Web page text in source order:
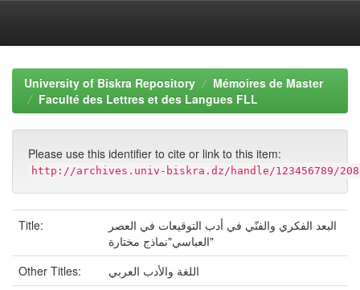
navigationUniversity of Biskra Repository
Mémoires de Master
Faculté des Lettres et des Langues FLL
Please use this identifier to cite or link to this item:
http://archives.univ-biskra.dz/handle/123456789/
Title:
البعد الفكري والفنّي في أدب التوقيعات في العصر
العباسي"نماذج مختارة"
Other Titles:
اللغة والأدب العربي